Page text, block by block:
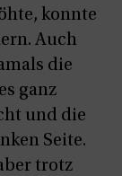
konnte
Auch
die
ganz
und die
Seite.
trotz